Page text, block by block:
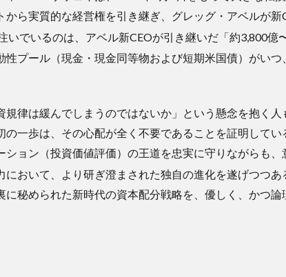
ら実質的な経営権を引き継ぎ、グレッグ・アベルが新
いでいるのは、アベル新CEOが引き継いだ「約3,800億
プール（現金・現金同等物および短期米国債）がいつ
規律は緩んでしまうのではないか」という懸念を抱く人
一歩は、その心配が全く不要であることを証明してい
ョン（投資価値評価）の王道を忠実に守りながらも、
において、より研ぎ澄まされた独自の進化を遂げつつあ
秘められた新時代の資本配分戦略を、優しく、かつ論